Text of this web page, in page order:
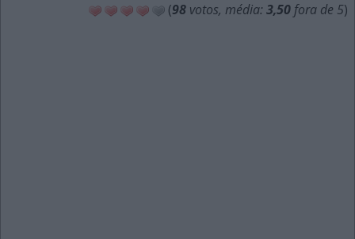
(98 votos, média: 3,50 fora de 5)